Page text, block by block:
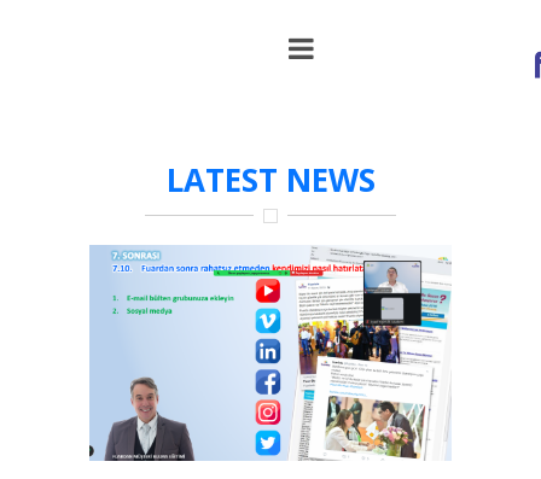
LATEST NEWS